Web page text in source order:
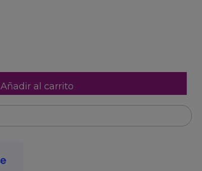
Añadir al carrito